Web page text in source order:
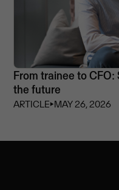
From trainee to
the future
ARTICLE⏵MAY 26, 2026